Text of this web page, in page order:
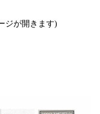
ジが開きます)